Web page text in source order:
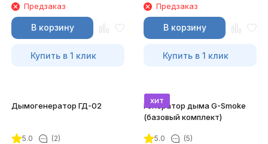
Предзаказ
В корзину
Купить в 1 клик
Предзаказ
В корзину
Купить в 1 клик
Дымогенератор ГД-02
5.0 (2)
хит
Генератор дыма G-Smoke
(базовый комплект)
5.0 (5)